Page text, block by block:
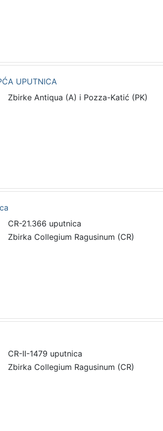
UPUTNICA
Zbirke Antiqua (A) i Pozza-Katić (PK)
CR-21.366 uputnica
Zbirka Collegium Ragusinum (CR)
CR-II-1479 uputnica
Zbirka Collegium Ragusinum (CR)